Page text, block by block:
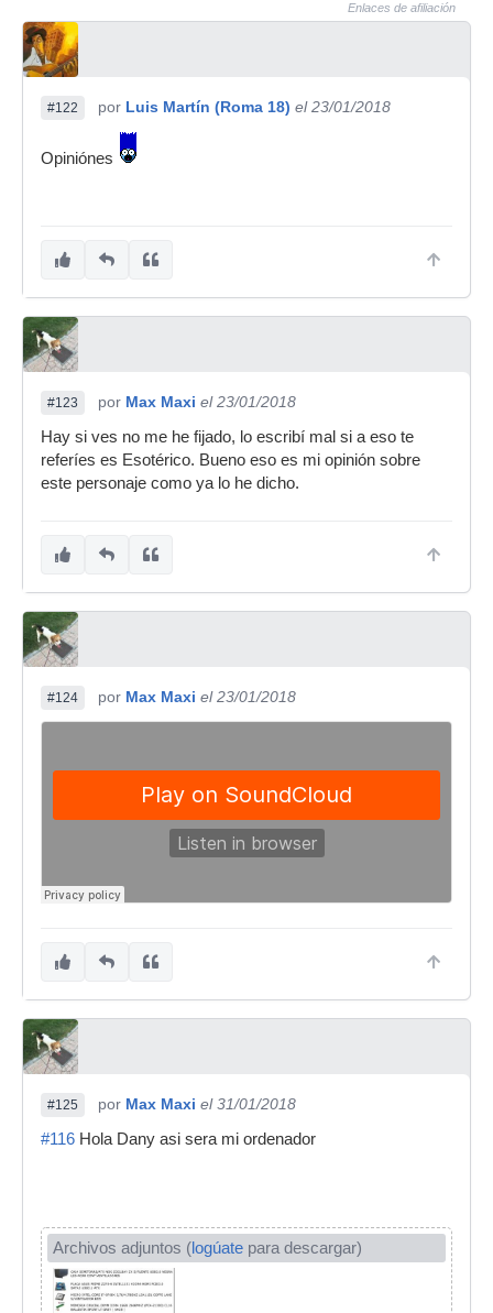
Enlaces de afiliación
#122 por Luis Martín (Roma 18) el 23/01/2018
Opiniónes
#123 por Max Maxi el 23/01/2018
Hay si ves no me he fijado, lo escribí mal si a eso te
referíes es Esotérico. Bueno eso es mi opinión sobre
este personaje como ya lo he dicho.
#124 por Max Maxi el 23/01/2018
#125 por Max Maxi el 31/01/2018
#116 Hola Dany asi sera mi ordenador
Archivos adjuntos (logúate para descargar)